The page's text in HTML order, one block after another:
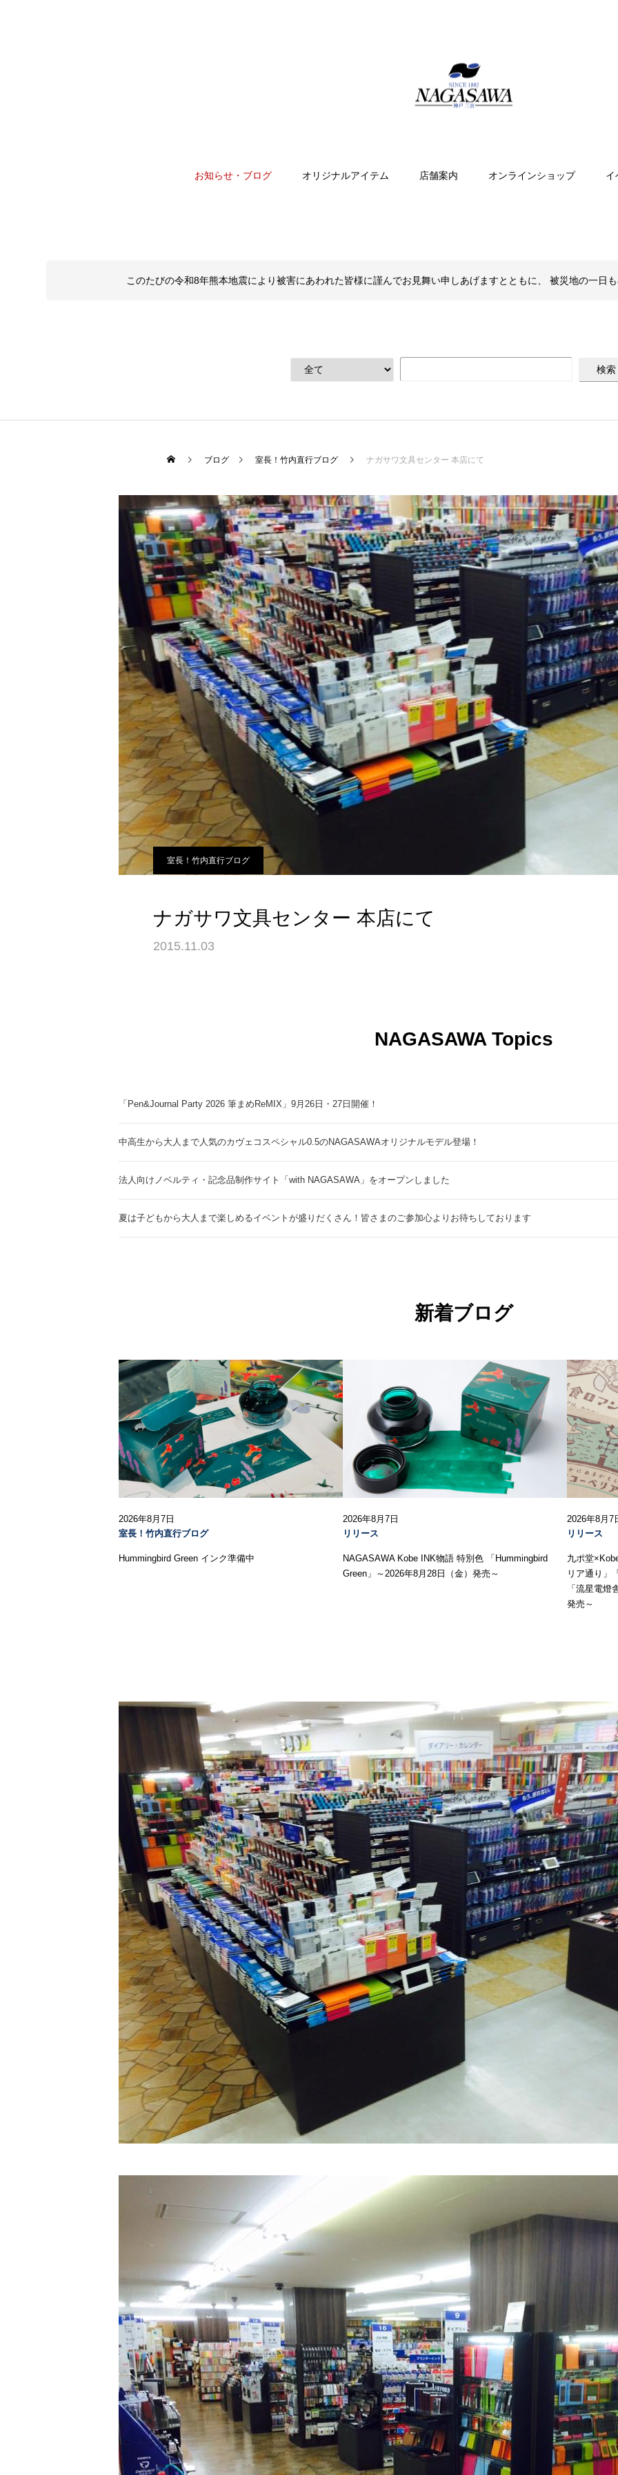
お知らせ・ブログ オリジナルアイテム 店舗案内 オンラインショップ イ
このたびの令和8年熊本地震により被害にあわれた皆様に謹んでお見舞い申しあげますとともに、 被災地の一日
ブログ 室長！竹内直行ブログ ナガサワ文具センター 本店にて
室長！竹内直行ブログ
ナガサワ文具センター 本店にて
2015.11.03
NAGASAWA Topics
「Pen&Journal Party 2026 筆まめReMIX」9月26日・27日開催！
中高生から大人まで人気のカヴェコスペシャル0.5のNAGASAWAオリジナルモデル登場！
法人向けノベルティ・記念品制作サイト「with NAGASAWA」をオープンしました
夏は子どもから大人まで楽しめるイベントが盛りだくさん！皆さまのご参加心よりお待ちしております
新着ブログ
2026年8月7日
室長！竹内直行ブログ
Hummingbird Green インク準備中
2026年8月7日
リリース
NAGASAWA Kobe INK物語 特別色 「Hummingbird
Green」～2026年8月28日（金）発売～
2026年8月7
リリース
九ポ堂
リア通り」
「流星電
発売～